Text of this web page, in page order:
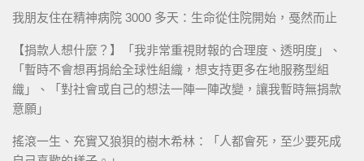
我朋友住在精神病院 3000 多天：生命從住院開始，戞然而止
【捐款人想什麼？】「我非常重視財報的合理度、透明度」、
「暫時不會想再捐給全球性組織，想支持更多在地服務型組
織」、「對社會或自己的想法一陣一陣改變，讓我暫時無捐款
意願」
搖滾一生、充實又狼狽的樹木希林：「人都會死，至少要死成